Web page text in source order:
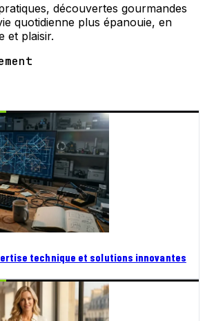
découvertes gourmandes
quotidienne plus épanouie, en
et plaisir.
technique et solutions innovantes